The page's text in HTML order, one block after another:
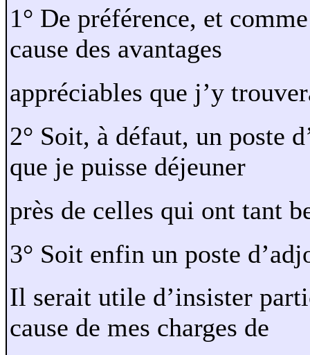
1° De préférence, et
cause des avantages
appréciables que j’y
2° Soit, à défaut, un poste
que je puisse déjeuner
près de celles qui ont tant
3° Soit enfin un poste
Il serait utile d’insister
cause de mes charges de